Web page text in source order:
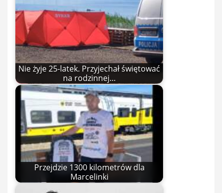
Nie żyje 25-latek. Przyjechał świętować
na rodzinnej…
Przejdzie 1300 kilometrów dla
Marcelinki